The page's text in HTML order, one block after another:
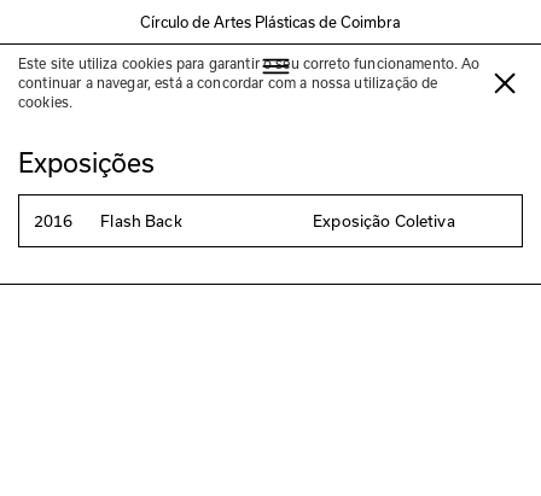
Círculo de Artes Plásticas de Coimbra
Este site utiliza cookies para garantir o seu correto funcionamento. Ao
continuar a navegar, está a concordar com a nossa utilização de
cookies.
Manoel Jack
Exposições
2016 Flash Back Exposição Coletiva